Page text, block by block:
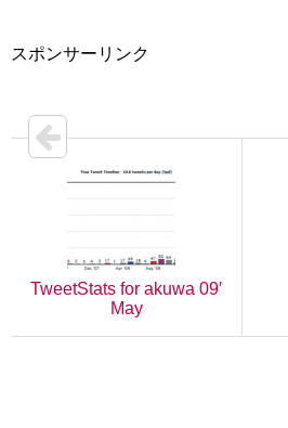
スポンサーリンク
TweetStats for akuwa 09′
May